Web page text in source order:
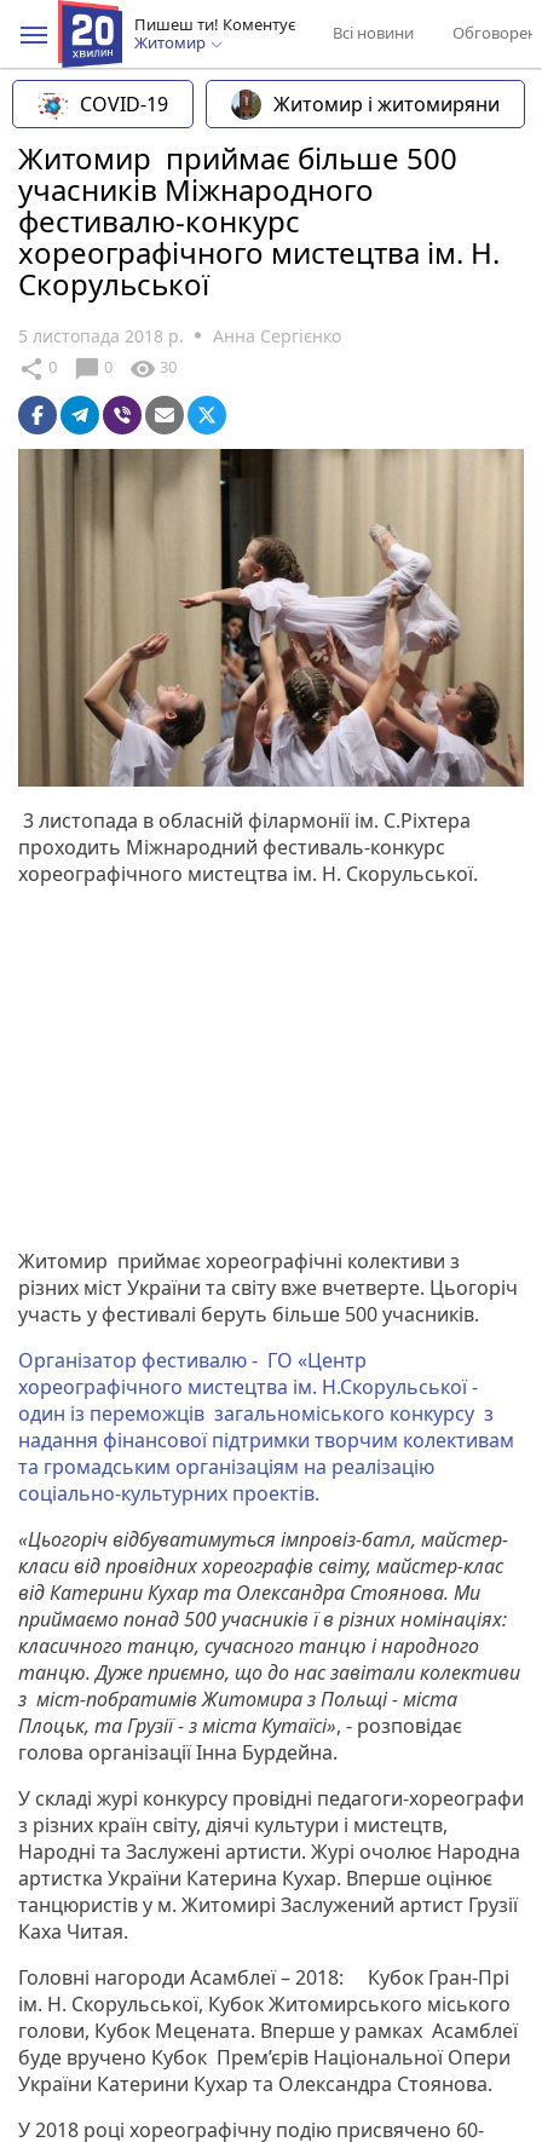
Пишеш ти! Коментує
Житомир
Всі новини
COVID-19 Житомир і житомиряни
Житомир приймає більше 500
учасників Міжнародного
фестивалю-конкурс
хореографічного мистецтва ім. Н.
Скорульської
5 листопада 2018 р. Анна Сергієнко
share 0 chat_bubble 0 visibility 30
3 листопада в обласній філармонії ім. С.Ріхтера
проходить Міжнародний фестиваль-конкурс
хореографічного мистецтва ім. Н. Скорульської.
Житомир приймає хореографічні колективи з
різних міст України та світу вже вчетверте. Цьогоріч
участь у фестивалі беруть більше 500 учасників.
Організатор фестивалю - ГО «Центр
хореографічного мистецтва ім. Н.Скорульської -
один із переможців загальноміського конкурсу з
надання фінансової підтримки творчим колективам
та громадським організаціям на реалізацію
соціально-культурних проектів.
«Цьогоріч відбуватимуться імпровіз-батл, майстер-
класи від провідних хореографів світу, майстер-клас
від Катерини Кухар та Олександра Стоянова. Ми
приймаємо понад 500 учасників ї в різних номінаціях:
класичного танцю, сучасного танцю і народного
танцю. Дуже приємно, що до нас завітали колективи
з міст-побратимів Житомира з Польщі - міста
Плоцьк, та Грузії - з міста Кутаїсі», - розповідає
голова організації Інна Бурдейна.
У складі журі конкурсу провідні педагоги-хореографи
з різних країн світу, діячі культури і мистецтв,
Народні та Заслужені артисти. Журі очолює Народна
артистка України Катерина Кухар. Вперше оцінює
танцюристів у м. Житомирі Заслужений артист Грузії
Каха Читая.
Головні нагороди Асамблеї – 2018: Кубок Гран-Прі
ім. Н. Скорульської, Кубок Житомирського міського
голови, Кубок Мецената. Вперше у рамках Асамблеї
буде вручено Кубок Прем’єрів Національної Опери
України Катерини Кухар та Олександра Стоянова.
У 2018 році хореографічну подію присвячено 60-